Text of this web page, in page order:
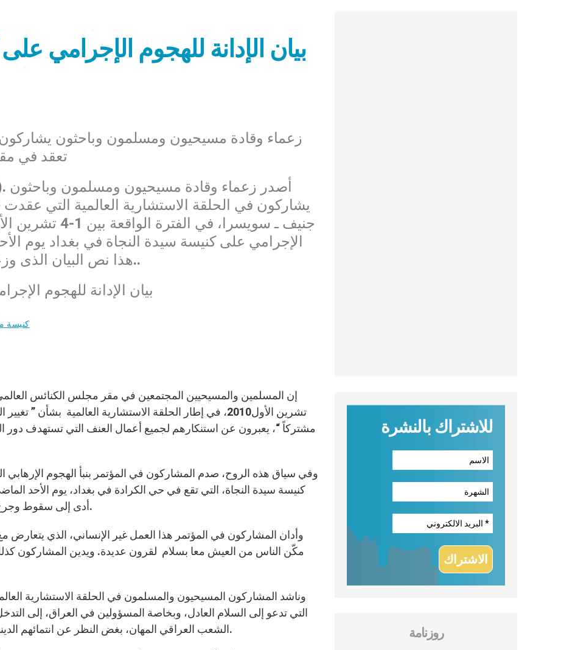
بيان الإدانة للهجوم الإجرامي
زعماء وقادة مسيحيون ومسلمون وباحثون يشاركون
تعقد في
). أصدر زعماء
يشاركون في الحلقة الاستشارية العالمية التي
.هذا نص البيان الذى وزعته ادارة الحلقة الاستشارية العالمية.
بيان الإدانة للهجوم
كنيسة
تشرين الأول2010، في إطار الحلقة الاستشارية العالمية
مشتركاً “، يعبرون عن استنكارهم لجميع أعمال العنف التي تستهدف دور
وفي سياق هذه الروح، صدم المشاركون في المؤتمر بنبأ الهجوم
أدى إلى سقوط وجرح عدد كبير من المصلين، من بينهم ثلاثة كهنة هناك.
وأدان المشاركون في المؤتمر هذا العمل غير الإنساني، الذي يتعارض
مكّن الناس من العيش معا بسلام لقرون عديدة. ويدين المشاركون
وناشد المشاركون المسيحيون والمسلمون في الحلقة الاستشارية
التي تدعو إلى السلام العادل، وبخاصة المسؤولين في العراق، إلى
الشعب العراقي المهان، بغض النظر عن انتمائهم الديني، وتدنس الأماكن المقدسة المسيحية والإسلامية.
للاشتراك بالنشرة
روزنامة